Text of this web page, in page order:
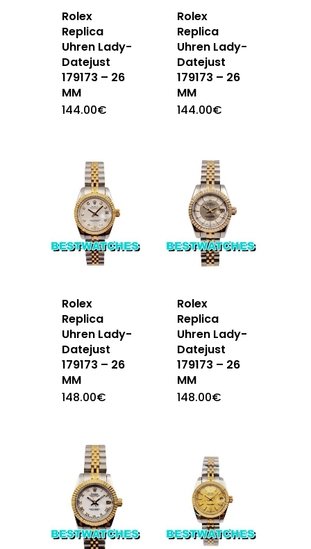
Rolex
Replica
Uhren Lady-
Datejust
179173 – 26
MM
144.00€
Rolex
Replica
Uhren Lady-
Datejust
179173 – 26
MM
144.00€
Rolex
Replica
Uhren Lady-
Datejust
179173 – 26
MM
148.00€
Rolex
Replica
Uhren Lady-
Datejust
179173 – 26
MM
148.00€